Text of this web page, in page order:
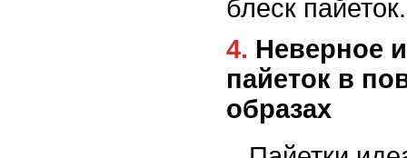
блеск пайеток.
4. Неверное использование
пайеток в
образах